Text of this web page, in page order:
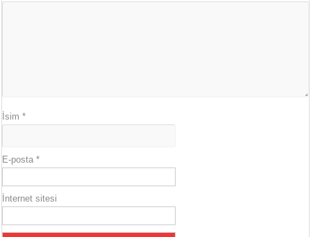
İsim*
E-posta*
İnternet sitesi